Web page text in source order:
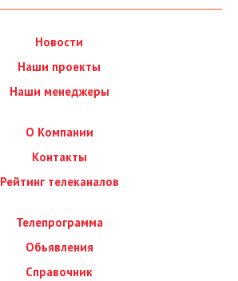
Новости
Наши проекты
Наши менеджеры
О Компании
Контакты
Рейтинг телеканалов
Телепрограмма
Обьявления
Справочник